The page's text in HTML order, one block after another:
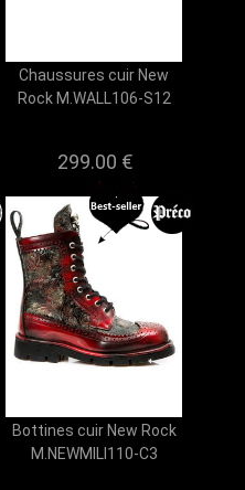
Chaussures cuir New
Rock M.WALL106-S12
299.00 €
Bottines cuir New Rock
M.NEWMILI110-C3